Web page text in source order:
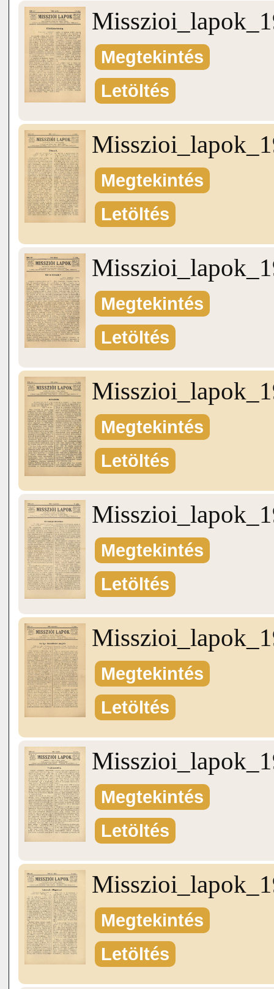
Megtekintés
Letöltés
Megtekintés
Letöltés
Megtekintés
Letöltés
Megtekintés
Letöltés
Megtekintés
Letöltés
Megtekintés
Letöltés
Megtekintés
Letöltés
Megtekintés
Letöltés